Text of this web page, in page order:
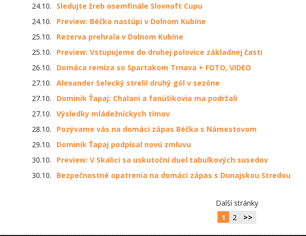
24.10.
Sledujte žreb osemfinále Slovnaft Cupu
24.10.
Preview: Béčko nastúpi v Dolnom Kubíne
25.10.
Rezerva prehrala v Dolnom Kubíne
25.10.
Preview: Vstupujeme do druhej polovice základnej časti
26.10.
Domáca remíza so Spartakom Trnava + FOTO, VIDEO
27.10. Alexander Selecký strelil druhý gól v sezóne
27.10.
Dominik Ťapaj: Chalani a fanúšikovia ma podržali
27.10. Výsledky mládežníckych tímov
28.10.
Pozývame vás na domáci zápas Béčka s Námestovom
29.10.
Dominik Ťapaj podpísal novú zmluvu
30.10.
Preview: V Skalici sa uskutoční duel tabuľkových susedov
30.10.
Bezpečnostné opatrenia na domáci zápas s Dunajskou Stredou
Další stránky
1
2 >>